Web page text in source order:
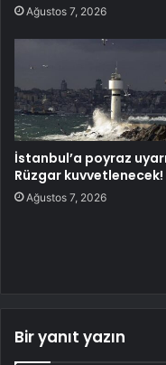
Ağustos 7, 2026
İstanbul’a poyraz
Rüzgar kuvvetlenecek!
Ağustos 7, 2026
Bir yanıt yazın